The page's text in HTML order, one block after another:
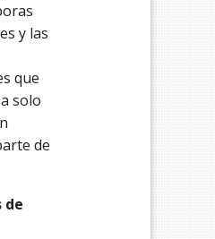
y las
que
solo
de
de